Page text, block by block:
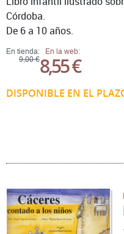
En tienda:
9,00 €
En la web:
8,55 €
DISPONIBLE EN EL
Córdoba.
De 6 a 10 años.